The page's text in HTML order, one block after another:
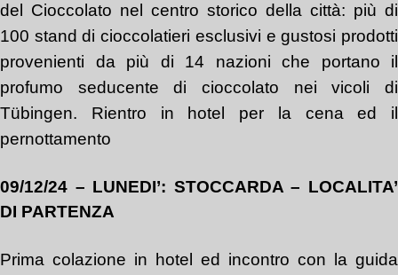
del Cioccolato nel centro storico della città: più di
100 stand di cioccolatieri esclusivi e gustosi prodotti
provenienti da più di 14 nazioni che portano il
profumo seducente di cioccolato nei vicoli di
Tübingen. Rientro in hotel per la cena ed il
pernottamento
09/12/24 – LUNEDI’: STOCCARDA – LOCALITA’
DI PARTENZA
Prima colazione in hotel ed incontro con la guida